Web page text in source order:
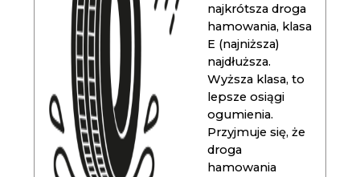
najkrótsza droga
hamowania, klasa
E (najniższa)
najdłuższa.
Wyższa klasa, to
lepsze osiągi
ogumienia.
Przyjmuje się, że
droga
hamowania